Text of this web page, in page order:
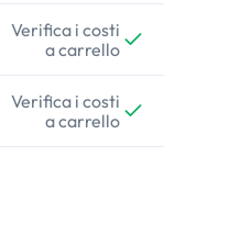
Verifica i costi
a carrello
Verifica i costi
a carrello